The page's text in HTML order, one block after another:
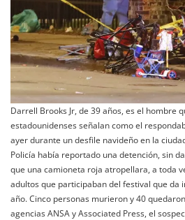
Darrell Brooks Jr, de 39 años, es el hombre
estadounidenses señalan como el
ayer durante un desfile navideño en la
Policía había reportado una detención, sin
que una camioneta roja atropellara, a toda
adultos que participaban del festival que da
año. Cinco personas murieron y 40
agencias ANSA y Associated Press, el